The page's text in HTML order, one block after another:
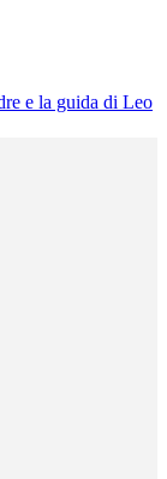
e la guida di Leo